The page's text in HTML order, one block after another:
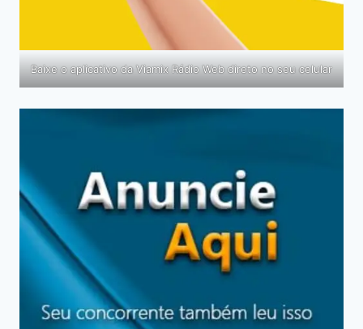
Baixe o aplicativo da Viamix Rádio Web direto no seu celular